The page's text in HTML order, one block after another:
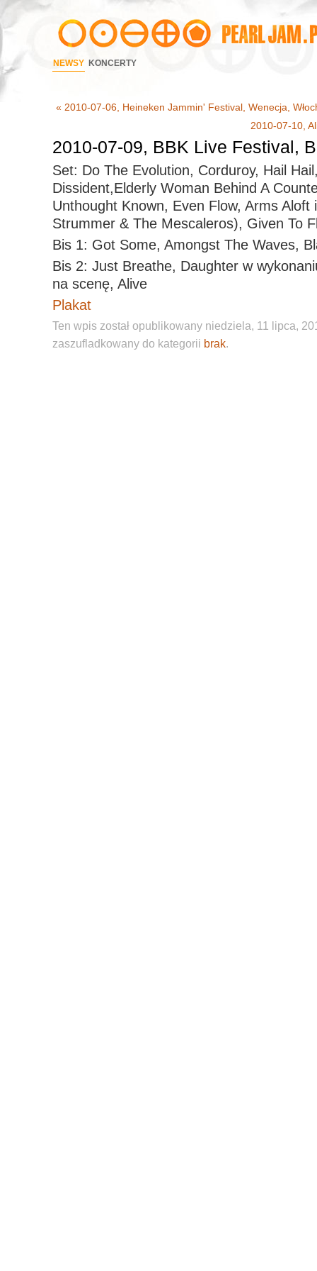
NEWSY KONCERTY
« 2010-07-06, Heineken Jammin' Festival, Wenecja,
2010-07-10,
2010-07-09, BBK Live Festival,
Set: Do The Evolution, Corduroy, Hail
Dissident,Elderly Woman Behind A
Unthought Known, Even Flow, Arms Aloft
Strummer & The Mescaleros), Given To
Bis 1: Got Some, Amongst The Waves,
Bis 2: Just Breathe, Daughter w
na scenę, Alive
Plakat
Ten wpis został opublikowany niedziela, 11 lipca,
zaszufladkowany do kategorii brak.